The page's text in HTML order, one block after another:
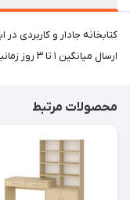
ارسال میانگین ۱ تا ۳ روز زمانبر است
محصولات مرتبط